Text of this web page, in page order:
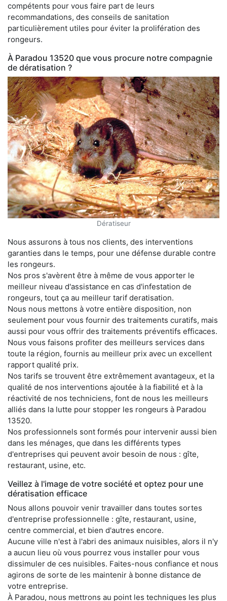
compétents pour vous faire part de leurs
recommandations, des conseils de sanitation
particulièrement utiles pour éviter la prolifération des
rongeurs.
À Paradou 13520 que vous procure notre compagnie
de dératisation ?
Dératiseur
Nous assurons à tous nos clients, des interventions
garanties dans le temps, pour une défense durable contre
les rongeurs.
Nos pros s'avèrent être à même de vous apporter le
meilleur niveau d'assistance en cas d'infestation de
rongeurs, tout ça au meilleur tarif deratisation.
Nous nous mettons à votre entière disposition, non
seulement pour vous fournir des traitements curatifs, mais
aussi pour vous offrir des traitements préventifs efficaces.
Nous vous faisons profiter des meilleurs services dans
toute la région, fournis au meilleur prix avec un excellent
rapport qualité prix.
Nos tarifs se trouvent être extrêmement avantageux, et la
qualité de nos interventions ajoutée à la fiabilité et à la
réactivité de nos techniciens, font de nous les meilleurs
alliés dans la lutte pour stopper les rongeurs à Paradou
13520.
Nos professionnels sont formés pour intervenir aussi bien
dans les ménages, que dans les différents types
d'entreprises qui peuvent avoir besoin de nous : gîte,
restaurant, usine, etc.
Veillez à l'image de votre société et optez pour une
dératisation efficace
Nous allons pouvoir venir travailler dans toutes sortes
d'entreprise professionnelle : gîte, restaurant, usine,
centre commercial, et bien d'autres encore.
Aucune ville n'est à l'abri des animaux nuisibles, alors il n'y
a aucun lieu où vous pourrez vous installer pour vous
dissimuler de ces nuisibles. Faites-nous confiance et nous
agirons de sorte de les maintenir à bonne distance de
votre entreprise.
À Paradou, nous mettrons au point les techniques les plus